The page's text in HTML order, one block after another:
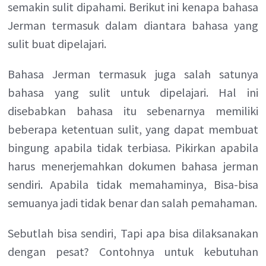
semakin sulit dipahami. Berikut ini kenapa bahasa
Jerman termasuk dalam diantara bahasa yang
sulit buat dipelajari.
Bahasa Jerman termasuk juga salah satunya
bahasa yang sulit untuk dipelajari. Hal ini
disebabkan bahasa itu sebenarnya memiliki
beberapa ketentuan sulit, yang dapat membuat
bingung apabila tidak terbiasa. Pikirkan apabila
harus menerjemahkan dokumen bahasa jerman
sendiri. Apabila tidak memahaminya, Bisa-bisa
semuanya jadi tidak benar dan salah pemahaman.
Sebutlah bisa sendiri, Tapi apa bisa dilaksanakan
dengan pesat? Contohnya untuk kebutuhan